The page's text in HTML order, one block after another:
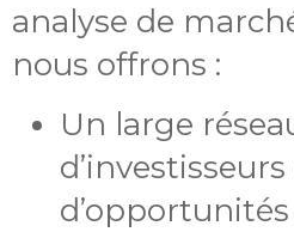
analyse de
nous offrons :
Un large